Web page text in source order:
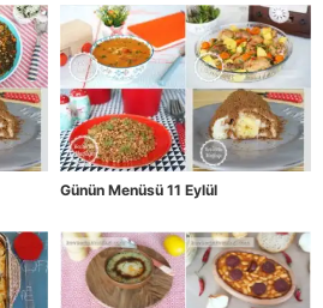
Günün Menüsü 11 Eylül